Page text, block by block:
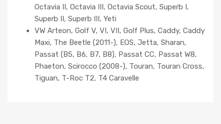
Octavia II, Octavia III, Octavia Scout, Superb I,
Superb II, Superb III, Yeti
VW Arteon, Golf V, VI, VII, Golf Plus, Caddy, Caddy
Maxi, The Beetle (2011-), EOS, Jetta, Sharan,
Passat (B5, B6, B7, B8), Passat CC, Passat W8,
Phaeton, Scirocco (2008-), Touran, Touran Cross,
Tiguan, T-Roc T2, T4 Caravelle